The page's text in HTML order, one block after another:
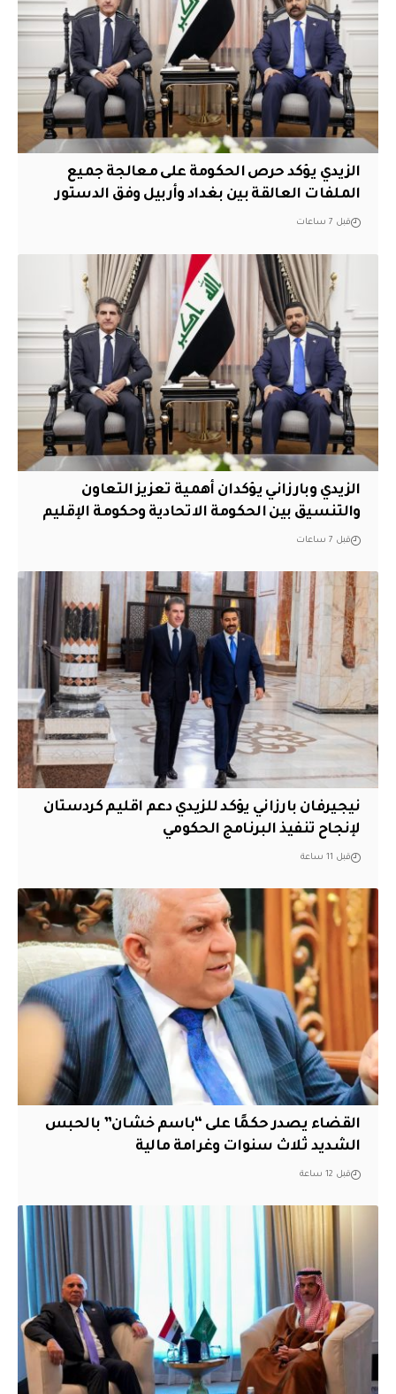
الزيدي يؤكد حرص الحكومة على معالجة جميع
الملفات العالقة بين بغداد وأربيل وفق الدستور
قبل 7 ساعات
الزيدي وبارزاني يؤكدان أهمية تعزيز التعاون
والتنسيق بين الحكومة الاتحادية وحكومة الإقليم
قبل 7 ساعات
نيجيرفان بارزاني يؤكد للزيدي دعم اقليم ‏كردستان
لإنجاح تنفيذ البرنامج الحكومي
قبل 11 ساعة
القضاء يصدر حكمًا على “باسم خشان” بالحبس
الشديد ثلاث سنوات وغرامة مالية
قبل 12 ساعة